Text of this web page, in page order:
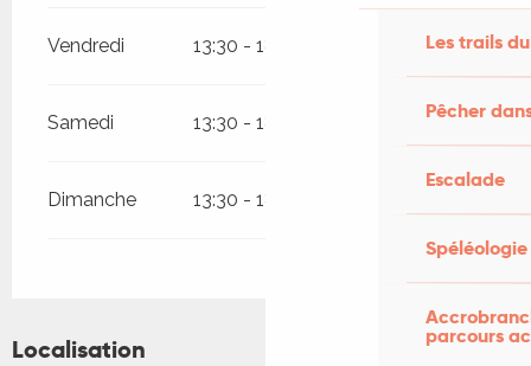
Les trails
Pêcher
Escalade
Spéléologie
parcours
Vendredi 13:30 - 18:30
Samedi 13:30 - 18:30
Dimanche 13:30 - 18:30
Localisation